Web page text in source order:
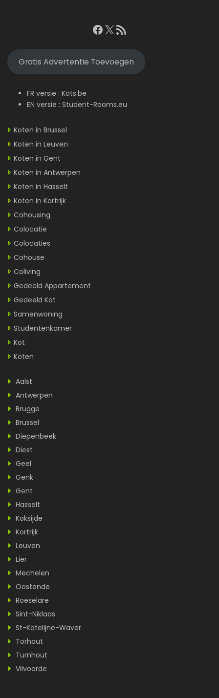
Facebook
X RSS feed
Gratis Advertentie Toevoegen
FR versie : Kots.be
EN versie : Student-Rooms.eu
Koten in Brussel
Koten in Leuven
Koten in Gent
Koten in Antwerpen
Koten in Hasselt
Koten in Kortrijk
Cohousing
Colocatie
Colocaties
Cohouse
Coliving
Gedeeld Appartement
Gedeeld Kot
Samenwoning
Studentenkamer
Kot
Koten
Aalst
Antwerpen
Brugge
Brussel
Diepenbeek
Diest
Geel
Genk
Gent
Hasselt
Koksijde
Kortrijk
Leuven
Lier
Mechelen
Oostende
Roeselare
Sint-Niklaas
St-Katelijne-Waver
Torhout
Turnhout
Vilvoorde